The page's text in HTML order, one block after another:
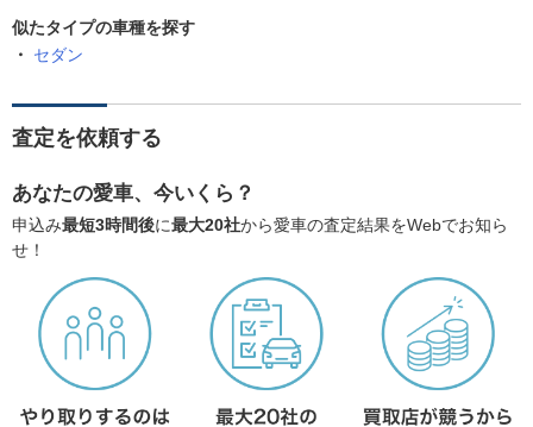
似たタイプの車種を探す
セダン
査定を依頼する
あなたの愛車、今いくら？
申込み最短3時間後に最大20社から愛車の査定結果をWebでお知ら
せ！